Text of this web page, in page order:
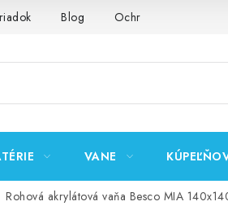
Blog Ochrana osobných
VANE
Rohová akrylátová vaňa Besco MIA